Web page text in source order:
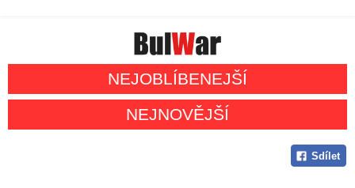
NEJOBLÍBENEJŠÍ
NEJNOVĚJŠÍ
Sdílet